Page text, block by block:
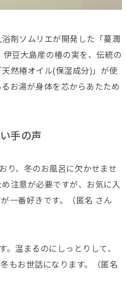
剤ソムリエが開発した「蔓潤
豆大島産の椿の実を、伝統の
然椿オイル(保湿成分)」が使
お湯が身体を芯からあたため
手の声
り、冬のお風呂に欠かせませ
注意が必要ですが、お気に入
一番好きです。（匿名 さん
。温まるのにしっとりして、
もお世話になります。（匿名